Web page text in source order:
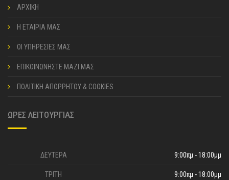
ΑΡΧΙΚΗ
Η ΕΤΑΙΡΙΑ ΜΑΣ
ΟΙ ΥΠΗΡΕΣΙΕΣ ΜΑΣ
ΕΠΙΚΟΙΝΩΝΗΣΤΕ ΜΑΖΙ ΜΑΣ
ΠΟΛΙΤΙΚΗ ΑΠΟΡΡΗΤΟΥ & COOKIES
ΩΡΕΣ ΛΕΙΤΟΥΡΓΙΑΣ
ΔΕΥΤΕΡΑ 9:00πμ - 18:00μμ
ΤΡΙΤΗ 9:00πμ - 18:00μμ